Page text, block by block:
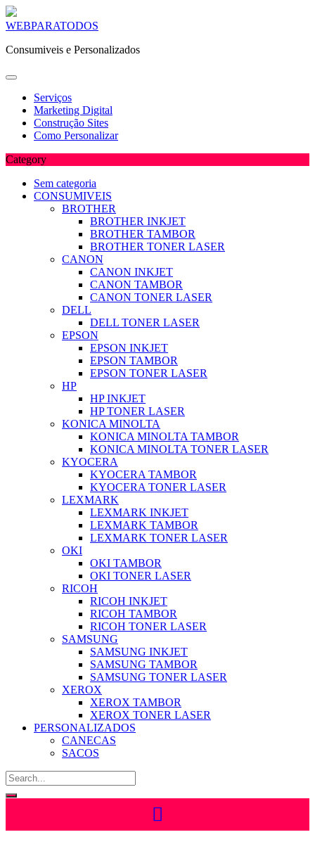
Skip
content
WEBPARATODOS
Consumiveis e Personalizados
Serviços
Marketing Digital
Construção Sites
Como Personalizar
Category
Sem categoria
CONSUMIVEIS
BROTHER
BROTHER INKJET
BROTHER TAMBOR
BROTHER TONER LASER
CANON
CANON INKJET
CANON TAMBOR
CANON TONER LASER
DELL
DELL TONER LASER
EPSON
EPSON INKJET
EPSON TAMBOR
EPSON TONER LASER
HP
HP INKJET
HP TONER LASER
KONICA MINOLTA
KONICA MINOLTA TAMBOR
KONICA MINOLTA TONER LASER
KYOCERA
KYOCERA TAMBOR
KYOCERA TONER LASER
LEXMARK
LEXMARK INKJET
LEXMARK TAMBOR
LEXMARK TONER LASER
OKI
OKI TAMBOR
OKI TONER LASER
RICOH
RICOH INKJET
RICOH TAMBOR
RICOH TONER LASER
SAMSUNG
SAMSUNG INKJET
SAMSUNG TAMBOR
SAMSUNG TONER LASER
XEROX
XEROX TAMBOR
XEROX TONER LASER
PERSONALIZADOS
CANECAS
SACOS